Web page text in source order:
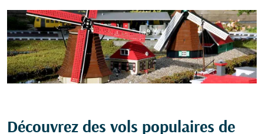
Découvrez des vols populaires de